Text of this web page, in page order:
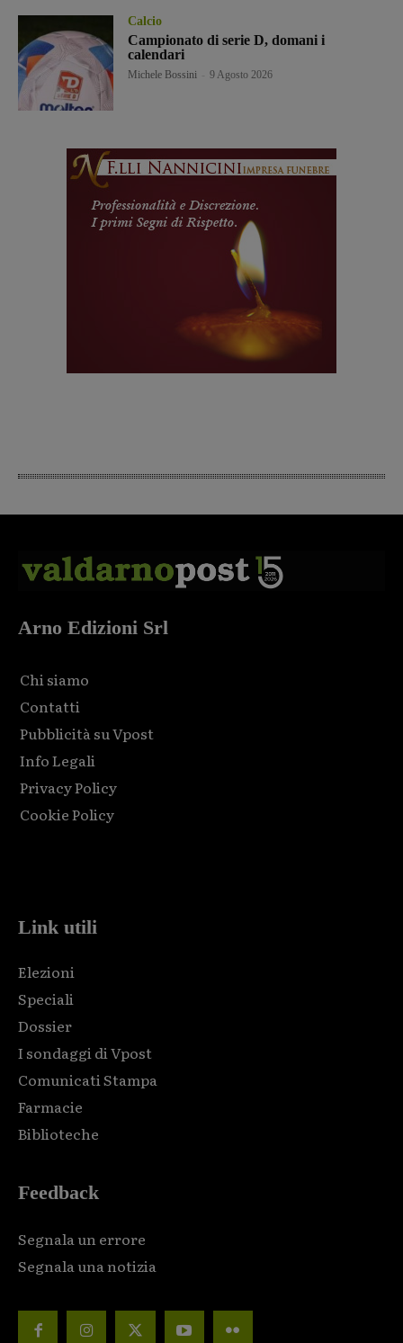
Calcio
Campionato di serie D, domani i
calendari
Michele Bossini 9 Agosto 2026
Arno Edizioni Srl
Chi siamo
Contatti
Pubblicità su Vpost
Info Legali
Privacy Policy
Cookie Policy
Link utili
Elezioni
Speciali
Dossier
I sondaggi di Vpost
Comunicati Stampa
Farmacie
Biblioteche
Feedback
Segnala un errore
Segnala una notizia